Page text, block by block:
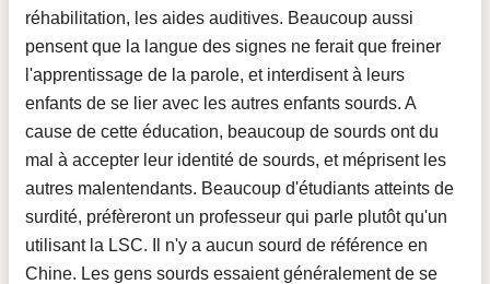
réhabilitation, les aides auditives. Beaucoup aussi
pensent que la langue des signes ne ferait que freiner
l'apprentissage de la parole, et interdisent à leurs
enfants de se lier avec les autres enfants sourds. A
cause de cette éducation, beaucoup de sourds ont du
mal à accepter leur identité de sourds, et méprisent les
autres malentendants. Beaucoup d'étudiants atteints de
surdité, préfèreront un professeur qui parle plutôt qu'un
utilisant la LSC. Il n'y a aucun sourd de référence en
Chine. Les gens sourds essaient généralement de se